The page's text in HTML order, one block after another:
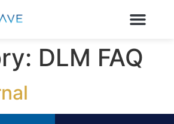
DLM FAQ